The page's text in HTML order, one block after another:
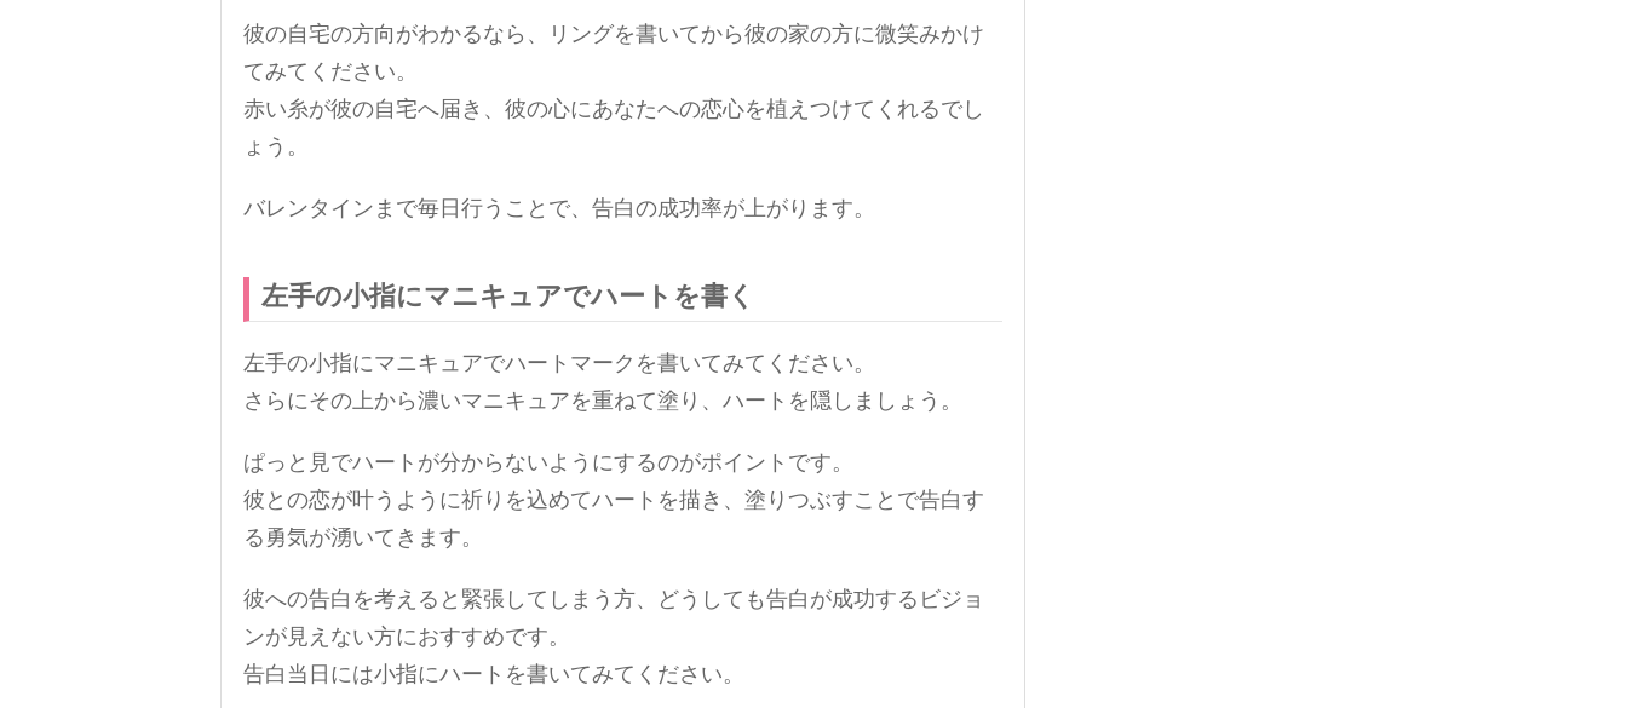
彼の自宅の方向がわかるなら、リングを書いてから彼の家の方に微笑みかけ
てみてください。
赤い糸が彼の自宅へ届き、彼の心にあなたへの恋心を植えつけてくれるでし
ょう。
バレンタインまで毎日行うことで、告白の成功率が上がります。
左手の小指にマニキュアでハートを書く
左手の小指にマニキュアでハートマークを書いてみてください。
さらにその上から濃いマニキュアを重ねて塗り、ハートを隠しましょう。
ぱっと見でハートが分からないようにするのがポイントです。
彼との恋が叶うように祈りを込めてハートを描き、塗りつぶすことで告白す
る勇気が湧いてきます。
彼への告白を考えると緊張してしまう方、どうしても告白が成功するビジョ
ンが見えない方におすすめです。
告白当日には小指にハートを書いてみてください。